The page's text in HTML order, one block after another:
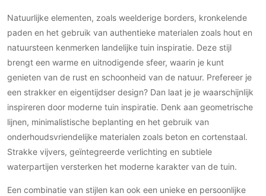
Natuurlijke elementen, zoals weelderige borders, kronkelende
paden en het gebruik van authentieke materialen zoals hout en
natuursteen kenmerken landelijke tuin inspiratie. Deze stijl
brengt een warme en uitnodigende sfeer, waarin je kunt
genieten van de rust en schoonheid van de natuur. Prefereer je
een strakker en eigentijdser design? Dan laat je je waarschijnlijk
inspireren door moderne tuin inspiratie. Denk aan geometrische
lijnen, minimalistische beplanting en het gebruik van
onderhoudsvriendelijke materialen zoals beton en cortenstaal.
Strakke vijvers, geïntegreerde verlichting en subtiele
waterpartijen versterken het moderne karakter van de tuin.
Een combinatie van stijlen kan ook een unieke en persoonlijke